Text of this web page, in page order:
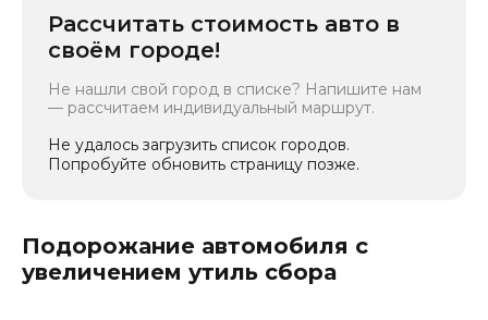
Рассчитать стоимость авто в
своём городе!
Не нашли свой город в списке? Напишите нам
— рассчитаем индивидуальный маршрут.
Не удалось загрузить список городов.
Попробуйте обновить страницу позже.
Подорожание автомобиля с
увеличением утиль сбора